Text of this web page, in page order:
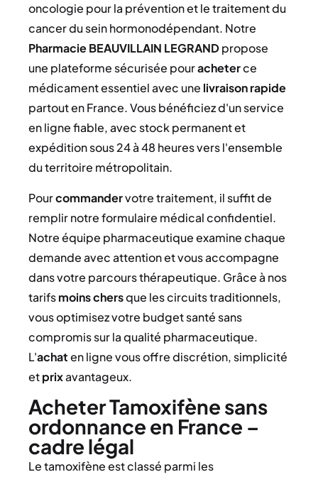
oncologie pour la prévention et le traitement du
cancer du sein hormonodépendant. Notre
Pharmacie BEAUVILLAIN LEGRANDpropose
une plateforme sécurisée pouracheterce
médicament essentiel avec une livraison rapide
partout en France. Vous bénéficiez d'un service
en ligne fiable, avec stock permanent et
expédition sous 24 à 48 heures vers l'ensemble
du territoire métropolitain.
Pourcommandervotre traitement, il suffit de
remplir notre formulaire médical confidentiel.
Notre équipe pharmaceutique examine chaque
demande avec attention et vous accompagne
dans votre parcours thérapeutique. Grâce à nos
tarifsmoins chersque les circuits traditionnels,
vous optimisez votre budget santé sans
compromis sur la qualité pharmaceutique.
L'achaten ligne vous offre discrétion, simplicité
etprixavantageux.
Acheter Tamoxifène sans
ordonnance en France –
cadre légal
Le tamoxifène est classé parmi les